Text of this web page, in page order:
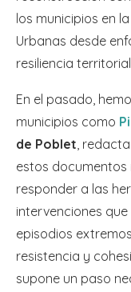
los municipios en
Urbanas desde
resiliencia
En el pasado,
municipios como
de Poblet,
estos
responder a las
intervenciones
episodios
resistencia y
supone un paso